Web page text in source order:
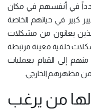
في أنفسهم في مكان
كبير في حياتهم الخاصة
يعانون من مشكلات
خلقية معينة مرتبطة
إلى القيام بعمليات
مظهرهم الخارجي.
من يرغب